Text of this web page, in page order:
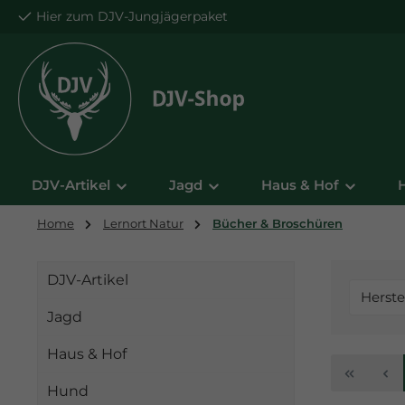
Hauptinhalt springen
Zur Suche springen
Zur Hauptnavigation springen
Hier zum DJV-Jungjägerpaket
DJV-Artikel Jagd Haus & Hof
Home Lernort Natur Bücher & Broschüren
DJV-Artikel
Jagd
Haus & Hof
Hund